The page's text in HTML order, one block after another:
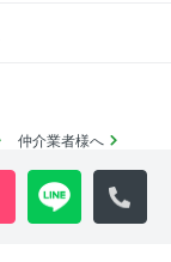
仲介業者様へ